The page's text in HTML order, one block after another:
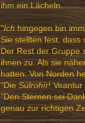
ihm ein Lächeln.
"Ichhingegen bin
Sie stellten fest, dass
Der Rest der Gruppe
ihnen zu. Als sie
hatten: Von Norden
"DieSúlrohír!
"Den Sternen sei
genau zur richtigen